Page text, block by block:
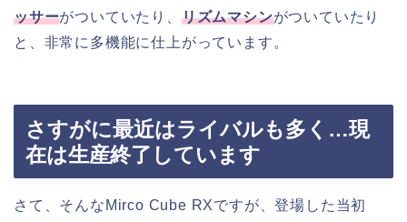
ッサーがついていたり、 リズムマシンがついていたり
と、非常に多機能に仕上がっています。
さすがに最近はライバルも多く…現
在は生産終了しています
さて、そんなMirco Cube RXですが、登場した当初